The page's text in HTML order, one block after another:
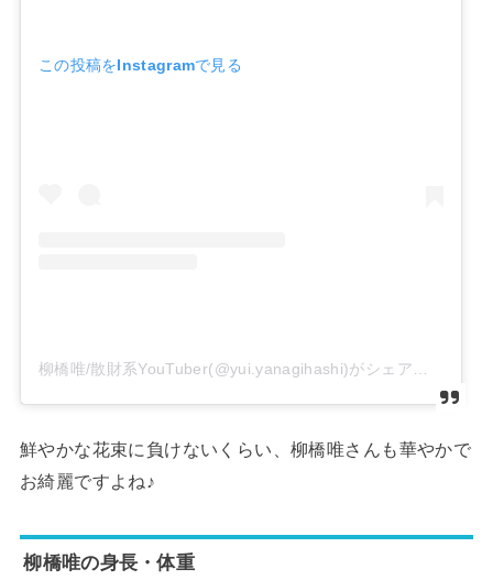
この投稿をInstagramで見る
鮮やかな花束に負けないくらい、柳橋唯さんも華やかで
お綺麗ですよね♪
柳橋唯の身長・体重